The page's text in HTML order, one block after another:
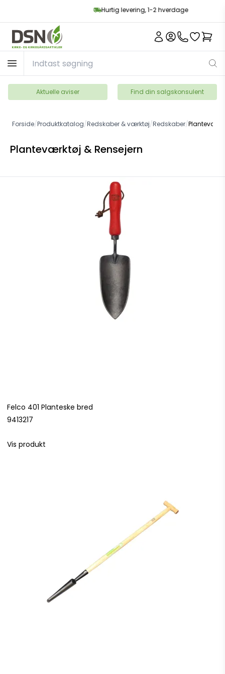
Hurtig levering, 1-2 hverdage
Aktuelle aviser Find din salgskonsulent
Forside/Produktkatalog/Redskaber & værktøj/Redskaber/
Planteværktøj & Rensejern
Felco 401 Planteske bred
9413217
Vis produkt